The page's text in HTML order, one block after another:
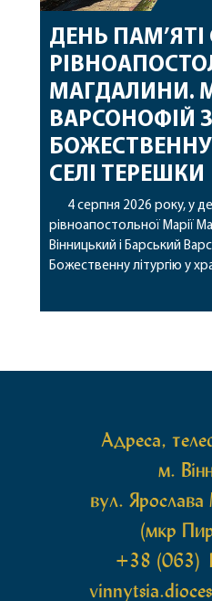
ДЕНЬ ПАМ’ЯТІ
МАГДАЛИНИ.
ВАРСОНОФІЙ
БОЖЕСТВЕННУ
СЕЛІ ТЕРЕШКИ
4 серпня 2026 року, у
рівноапостольної Марії
Вінницький і Барський
Божественну літургію у
Богородиці села Терешки
Адреса,
м.
вул.
(мкр
+38 (063)